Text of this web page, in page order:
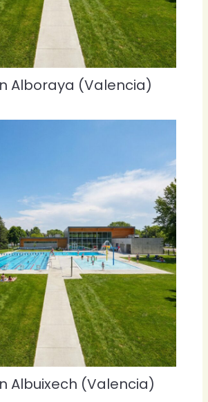
Alboraya (Valencia)
Albuixech (Valencia)